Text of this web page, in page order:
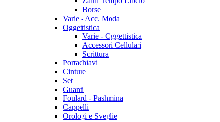
Borse
Varie - Acc. Moda
Oggettistica
Varie - Oggettistica
Accessori Cellulari
Scrittura
Portachiavi
Cinture
Set
Guanti
Foulard - Pashmina
Cappelli
Orologi e Sveglie